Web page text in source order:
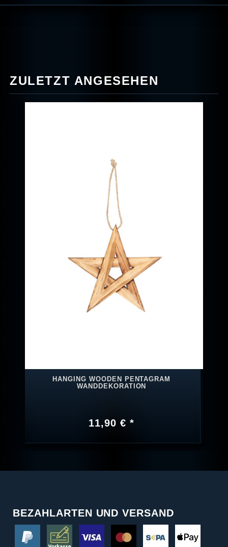
ZULETZT ANGESEHEN
HANGING WOODEN PENTAGRAM
WANDDEKORATION
11,90 € *
BEZAHLARTEN UND VERSAND